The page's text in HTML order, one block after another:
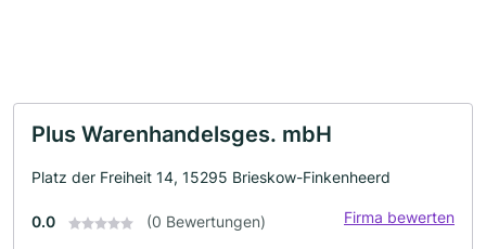
Plus Warenhandelsges. mbH
Platz der Freiheit 14, 15295 Brieskow-Finkenheerd
0.0 (0 Bewertungen) Firma bewerten